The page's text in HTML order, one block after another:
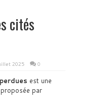
cités
2025 0
est une
proposée par